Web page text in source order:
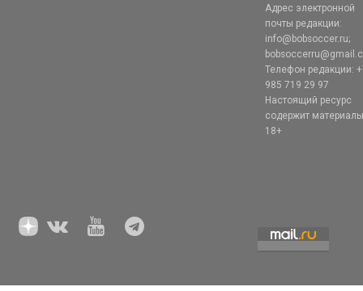
Адрес электронной
почты редакции:
info@bobsoccer.ru;
Телефон редакции:
985 719 29 97
Настоящий ресурс
содержит
18+